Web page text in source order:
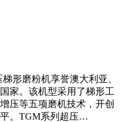
形磨粉机享誉澳大利亚、
家。该机型采用了梯形工
压等五项磨机技术，开创
。TGM系列超压…